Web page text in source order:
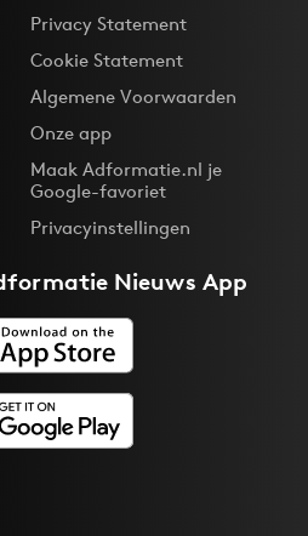
Privacy Statement
Cookie Statement
Algemene Voorwaarden
Onze app
Maak Adformatie.nl je
Google-favoriet
Privacyinstellingen
Nieuws App